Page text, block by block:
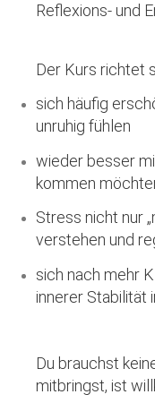
Reflexions- und
Der Kurs richtet
sich häufig
unruhig fühlen
wieder besser
kommen
Stress nicht nur
verstehen und
sich nach mehr
innerer Stabilität
Du brauchst
mitbringst, ist